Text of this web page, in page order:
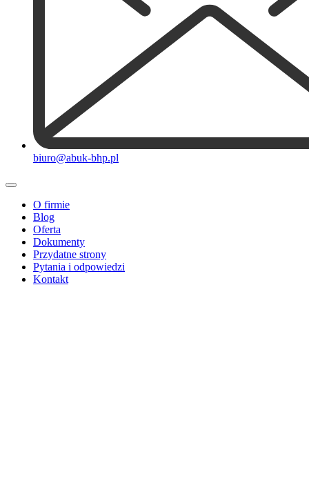
biuro@abuk-bhp.pl
O firmie
Blog
Oferta
Dokumenty
Przydatne strony
Pytania i odpowiedzi
Kontakt